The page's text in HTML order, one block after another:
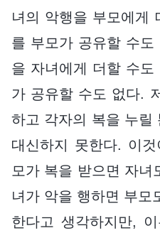
녀의 악행을 부모에게
를 부모가 공유할 수
을 자녀에게 더할 수
가 공유할 수도 없다.
하고 각자의 복을 누릴
대신하지 못한다. 이
모가 복을 받으면 자
녀가 악을 행하면 부모
한다고 생각하지만,